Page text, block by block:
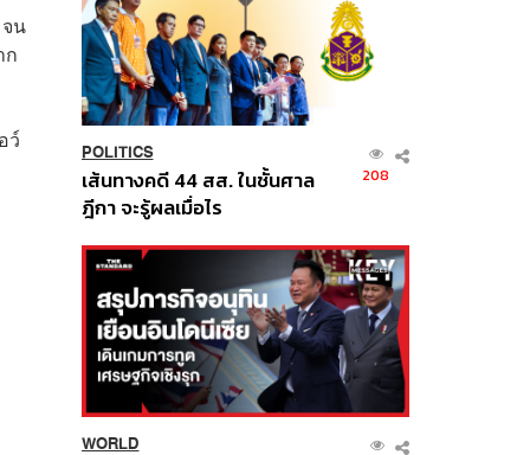
น
ก
ว์ POLITICS
เส้นทางคดี 44 สส. ในชั้นศาล
ฎีกา จะรู้ผลเมื่อไร
208
WORLD